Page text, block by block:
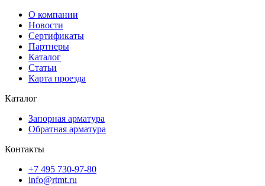
О компании
Новости
Сертификаты
Партнеры
Каталог
Статьи
Карта проезда
Каталог
Запорная арматура
Обратная арматура
Контакты
+7 495 730-97-80
info@rtmt.ru